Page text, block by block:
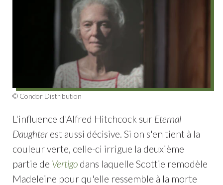
© Condor Distribution
L'influence d'Alfred Hitchcock sur Eternal
Daughterest aussi décisive. Si on s'en tient à la
couleur verte, celle-ci irrigue la deuxième
partie de Vertigodans laquelle Scottie remodèle
Madeleine pour qu'elle ressemble à la morte